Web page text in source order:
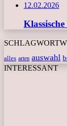
12.02.2026
alles arten auswahl
INTERESSANT